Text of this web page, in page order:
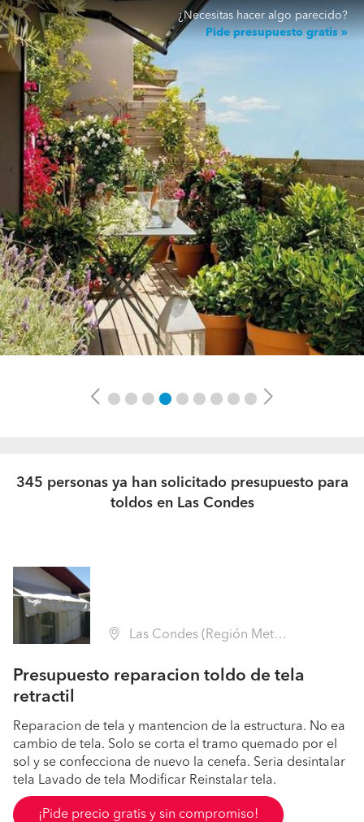
¿Necesitas hacer algo parecido?
Pide presupuesto gratis
Previous Next
345 personas ya han solicitado presupuesto para
toldos en Las Condes
Las Condes (Región Metropolitana - Santiago)
Presupuesto reparacion toldo de tela
retractil
Reparacion de tela y mantencion de la estructura. No ea
cambio de tela. Solo se corta el tramo quemado por el
sol y se confecciona de nuevo la cenefa. Seria desintalar
tela Lavado de tela Modificar Reinstalar tela.
¡Pide precio gratis y sin compromiso!